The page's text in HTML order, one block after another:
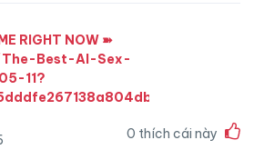
RIGHT NOW ➽
Best-AI-Sex-
11?
0 thích cái này